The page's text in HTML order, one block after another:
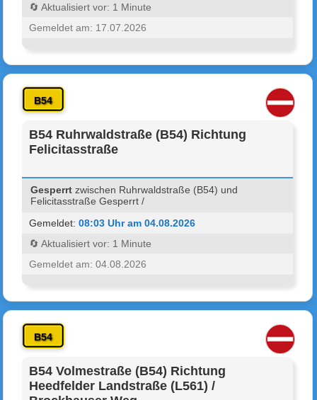
🔄 Aktualisiert vor: 1 Minute
Gemeldet am: 17.07.2026
B54
B54 Ruhrwaldstraße (B54) Richtung
Felicitasstraße
Gesperrt zwischen Ruhrwaldstraße (B54) und
Felicitasstraße Gesperrt /
Gemeldet:08:03 Uhr am 04.08.2026
🔄 Aktualisiert vor: 1 Minute
Gemeldet am: 04.08.2026
B54
B54 Volmestraße (B54) Richtung
Heedfelder Landstraße (L561) /